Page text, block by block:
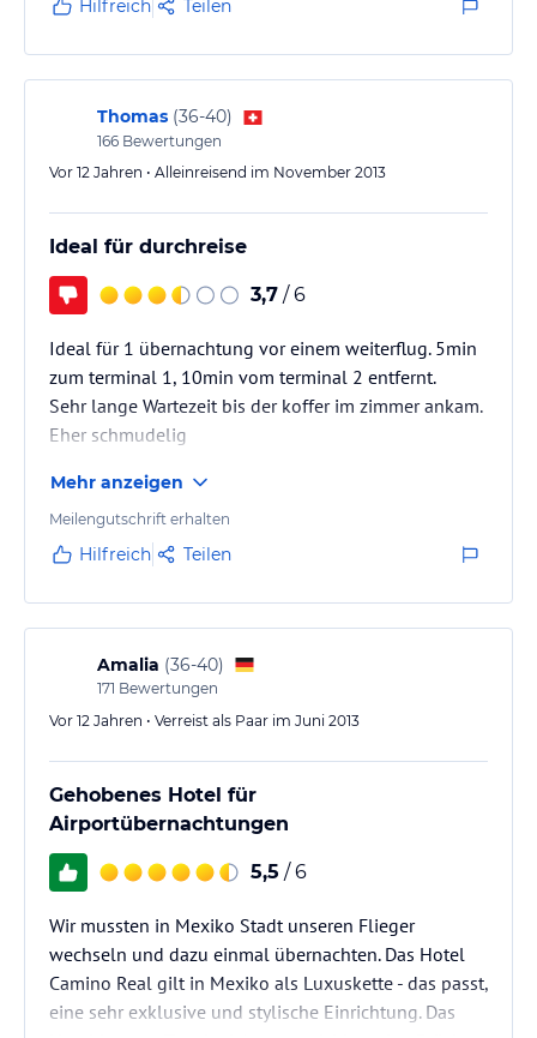
Hilfreich Teilen
Thomas (36-40)
166 Bewertungen
Vor 12 Jahren • Alleinreisend im November 2013
Ideal für durchreise
3,7 / 6
Ideal für 1 übernachtung vor einem weiterflug. 5min
zum terminal 1, 10min vom terminal 2 entfernt.
Sehr lange Wartezeit bis der koffer im zimmer ankam.
Eher schmudelig
Mehr anzeigen
Meilengutschrift erhalten
Hilfreich Teilen
Amalia (36-40)
171 Bewertungen
Vor 12 Jahren • Verreist als Paar im Juni 2013
Gehobenes Hotel für
Airportübernachtungen
5,5 / 6
Wir mussten in Mexiko Stadt unseren Flieger
wechseln und dazu einmal übernachten. Das Hotel
Camino Real gilt in Mexiko als Luxuskette - das passt,
eine sehr exklusive und stylische Einrichtung. Das